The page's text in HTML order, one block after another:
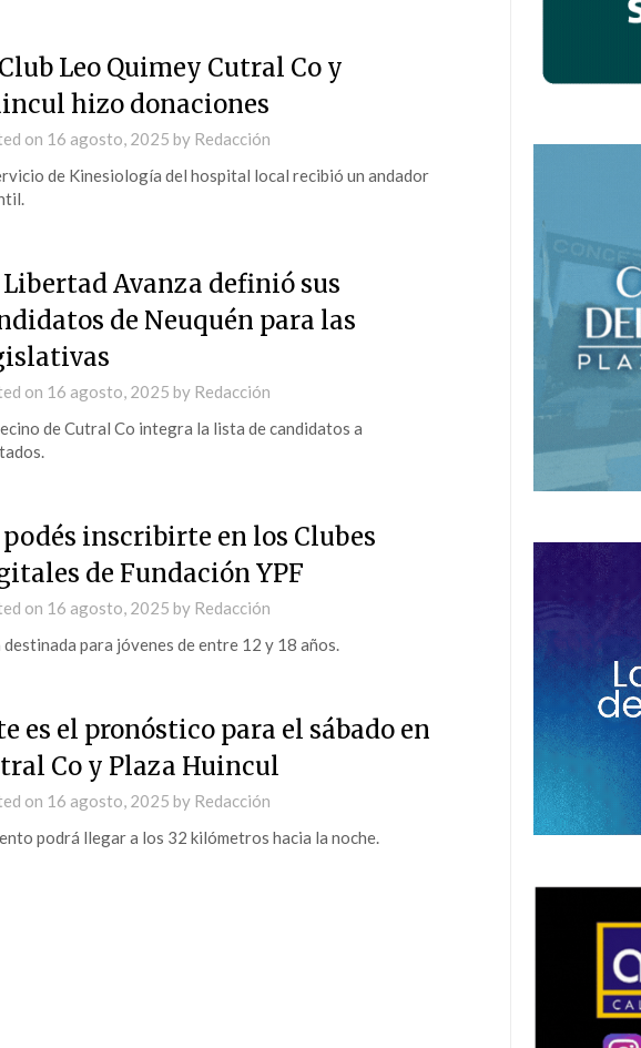
Leo Quimey Cutral Co y
hizo donaciones
on 16 agosto, 2025 by Redacción
de Kinesiología del hospital local recibió un andador
Avanza definió sus
de Neuquén para las
on 16 agosto, 2025 by Redacción
de Cutral Co integra la lista de candidatos a
podés inscribirte en los Clubes
de Fundación YPF
on 16 agosto, 2025 by Redacción
destinada para jóvenes de entre 12 y 18 años.
es el pronóstico para el sábado en
Co y Plaza Huincul
on 16 agosto, 2025 by Redacción
podrá llegar a los 32 kilómetros hacia la noche.